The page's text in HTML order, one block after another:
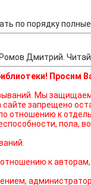
по порядку
Дмитрий.
Просим
свою
запрещено
отношению к
пола,
к